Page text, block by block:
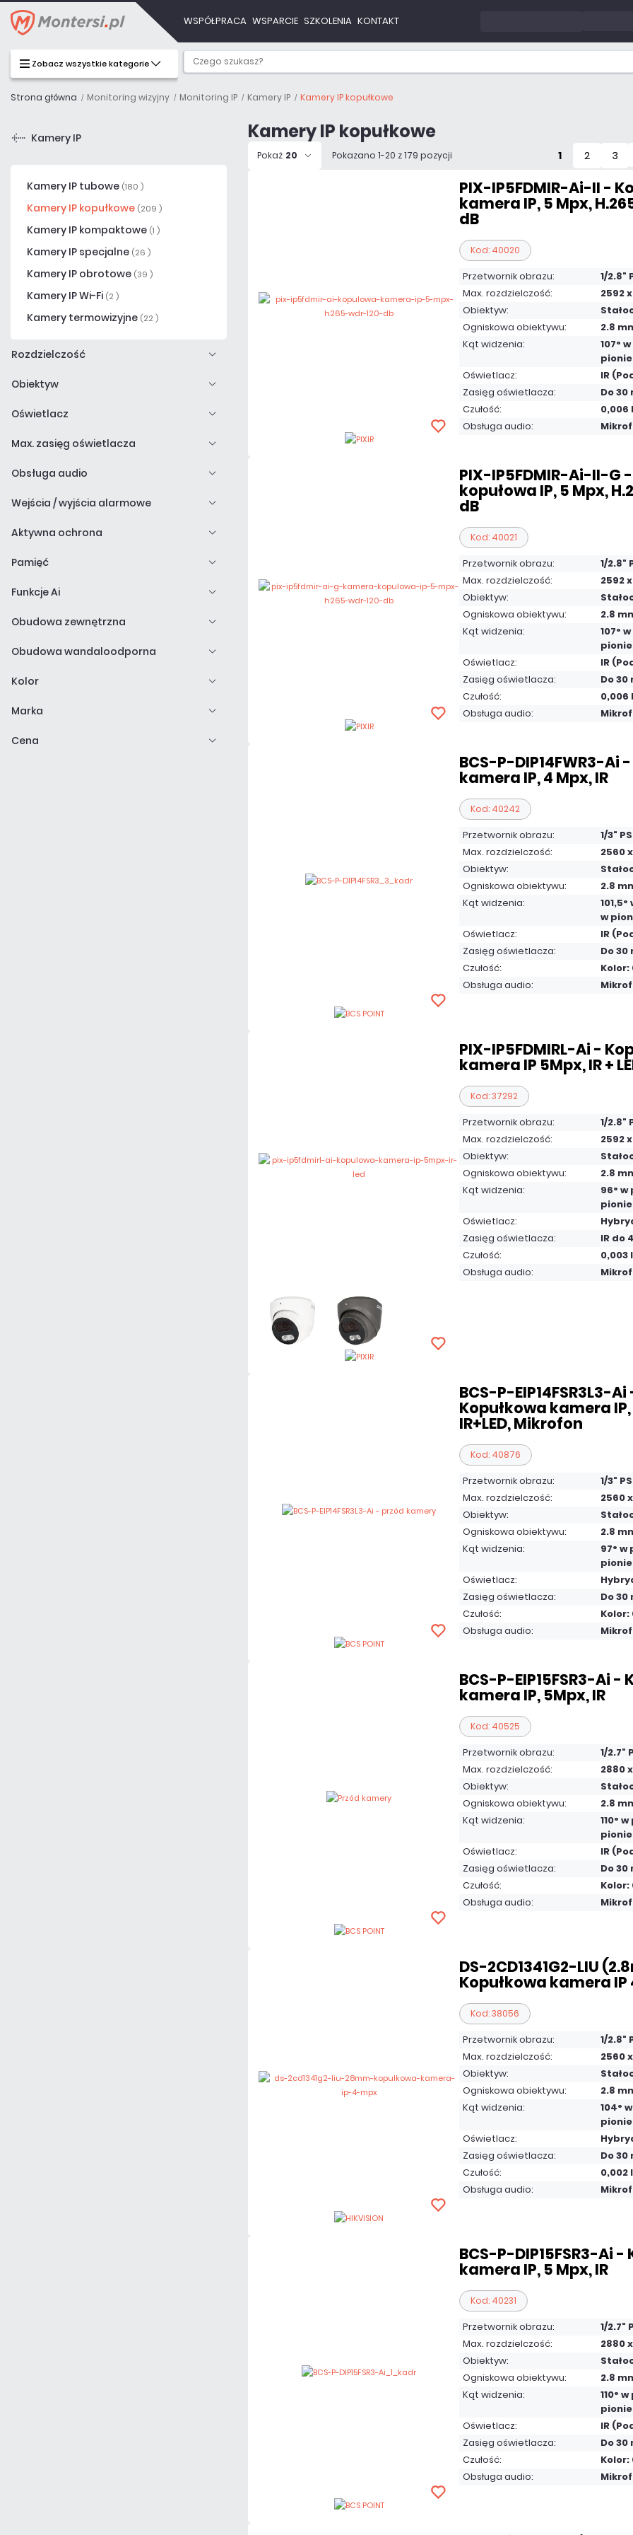
WSPÓŁPRACA WSPARCIE SZKOLENIA KONTAKT
Zobacz wszystkie kategorie
Strona główna Monitoring wizyjny Monitoring IP Kamery IP Kamery IP kopułkowe
Kamery IP
Kamery IP tubowe (180 )
Kamery IP kopułkowe (209 )
Kamery IP kompaktowe (1 )
Kamery IP specjalne (26 )
Kamery IP obrotowe (39 )
Kamery IP Wi-Fi (2 )
Kamery termowizyjne (22 )
Rozdzielczość
Obiektyw
Oświetlacz
Max. zasięg oświetlacza
Obsługa audio
Wejścia / wyjścia alarmowe
Aktywna ochrona
Pamięć
Funkcje Ai
Obudowa zewnętrzna
Obudowa wandaloodporna
Kolor
Marka
Cena
Kamery IP kopułkowe
Pokaż 20 Pokazano 1-20 z 179 pozycji 1 2 3
PIX-IP5FDMIR-Ai-II -
kamera IP, 5 Mpx,
dB
Kod: 40020
Przetwornik obrazu:
1/2.8"
Max. rozdzielczość:
2592
Obiektyw:
Ogniskowa obiektywu:
2.8
Kąt widzenia:
107°
pionie
Oświetlacz:
IR
Zasięg oświetlacza:
Do 30
Czułość:
0,006
Obsługa audio:
PIX-IP5FDMIR-Ai-II-G
kopułowa IP, 5 Mpx,
dB
Kod: 40021
Przetwornik obrazu:
1/2.8"
Max. rozdzielczość:
2592
Obiektyw:
Ogniskowa obiektywu:
2.8
Kąt widzenia:
107°
pionie
Oświetlacz:
IR
Zasięg oświetlacza:
Do 30
Czułość:
0,006
Obsługa audio:
BCS-P-DIP14FWR3-Ai
kamera IP, 4 Mpx, IR
Kod: 40242
Przetwornik obrazu:
1/3"
Max. rozdzielczość:
2560
Obiektyw:
Ogniskowa obiektywu:
2.8
Kąt widzenia:
w
Oświetlacz:
IR
Zasięg oświetlacza:
Do 30
Czułość:
Kolor:
Obsługa audio:
PIX-IP5FDMIRL-Ai -
kamera IP 5Mpx, IR +
Kod: 37292
Przetwornik obrazu:
1/2.8"
Max. rozdzielczość:
2592
Obiektyw:
Ogniskowa obiektywu:
2.8
Kąt widzenia:
96° w
pionie
Oświetlacz:
Zasięg oświetlacza:
IR do
Czułość:
0,003
Obsługa audio:
BCS-P-EIP14FSR3L3-Ai
Kopułkowa kamera
IR+LED, Mikrofon
Kod: 40876
Przetwornik obrazu:
1/3"
Max. rozdzielczość:
2560
Obiektyw:
Ogniskowa obiektywu:
2.8
Kąt widzenia:
97° w
pionie
Oświetlacz:
Zasięg oświetlacza:
Do 30
Czułość:
Kolor:
Obsługa audio:
BCS-P-EIP15FSR3-Ai -
kamera IP, 5Mpx, IR
Kod: 40525
Przetwornik obrazu:
1/2.7"
Max. rozdzielczość:
2880
Obiektyw:
Ogniskowa obiektywu:
2.8
Kąt widzenia:
110°
pionie
Oświetlacz:
IR
Zasięg oświetlacza:
Do 30
Czułość:
Kolor:
Obsługa audio:
DS-2CD1341G2-LIU
Kopułkowa kamera IP
Kod: 38056
Przetwornik obrazu:
1/2.8"
Max. rozdzielczość:
2560
Obiektyw:
Ogniskowa obiektywu:
2.8
Kąt widzenia:
104°
pionie
Oświetlacz:
Zasięg oświetlacza:
Do 30
Czułość:
0,002
Obsługa audio:
BCS-P-DIP15FSR3-Ai
kamera IP, 5 Mpx, IR
Kod: 40231
Przetwornik obrazu:
1/2.7"
Max. rozdzielczość:
2880
Obiektyw:
Ogniskowa obiektywu:
2.8
Kąt widzenia:
110°
pionie
Oświetlacz:
IR
Zasięg oświetlacza:
Do 30
Czułość:
Kolor:
Obsługa audio: